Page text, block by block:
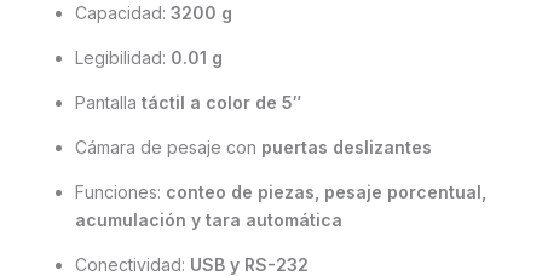
Capacidad: 3200 g
Legibilidad: 0.01 g
Pantalla táctil a color de 5″
Cámara de pesaje con puertas deslizantes
Funciones: conteo de piezas, pesaje porcentual,
acumulación y tara automática
Conectividad: USB y RS-232